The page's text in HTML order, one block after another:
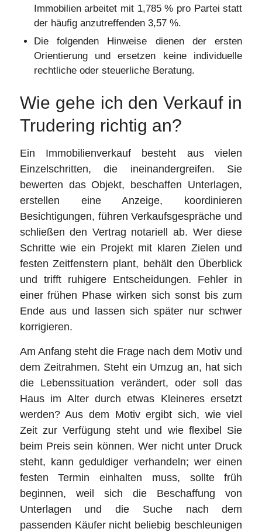
Immobilien arbeitet mit 1,785 % pro Partei statt
der häufig anzutreffenden 3,57 %.
Die folgenden Hinweise dienen der ersten
Orientierung und ersetzen keine individuelle
rechtliche oder steuerliche Beratung.
Wie gehe ich den Verkauf in
Trudering richtig an?
Ein Immobilienverkauf besteht aus vielen
Einzelschritten, die ineinandergreifen. Sie
bewerten das Objekt, beschaffen Unterlagen,
erstellen eine Anzeige, koordinieren
Besichtigungen, führen Verkaufsgespräche und
schließen den Vertrag notariell ab. Wer diese
Schritte wie ein Projekt mit klaren Zielen und
festen Zeitfenstern plant, behält den Überblick
und trifft ruhigere Entscheidungen. Fehler in
einer frühen Phase wirken sich sonst bis zum
Ende aus und lassen sich später nur schwer
korrigieren.
Am Anfang steht die Frage nach dem Motiv und
dem Zeitrahmen. Steht ein Umzug an, hat sich
die Lebenssituation verändert, oder soll das
Haus im Alter durch etwas Kleineres ersetzt
werden? Aus dem Motiv ergibt sich, wie viel
Zeit zur Verfügung steht und wie flexibel Sie
beim Preis sein können. Wer nicht unter Druck
steht, kann geduldiger verhandeln; wer einen
festen Termin einhalten muss, sollte früh
beginnen, weil sich die Beschaffung von
Unterlagen und die Suche nach dem
passenden Käufer nicht beliebig beschleunigen